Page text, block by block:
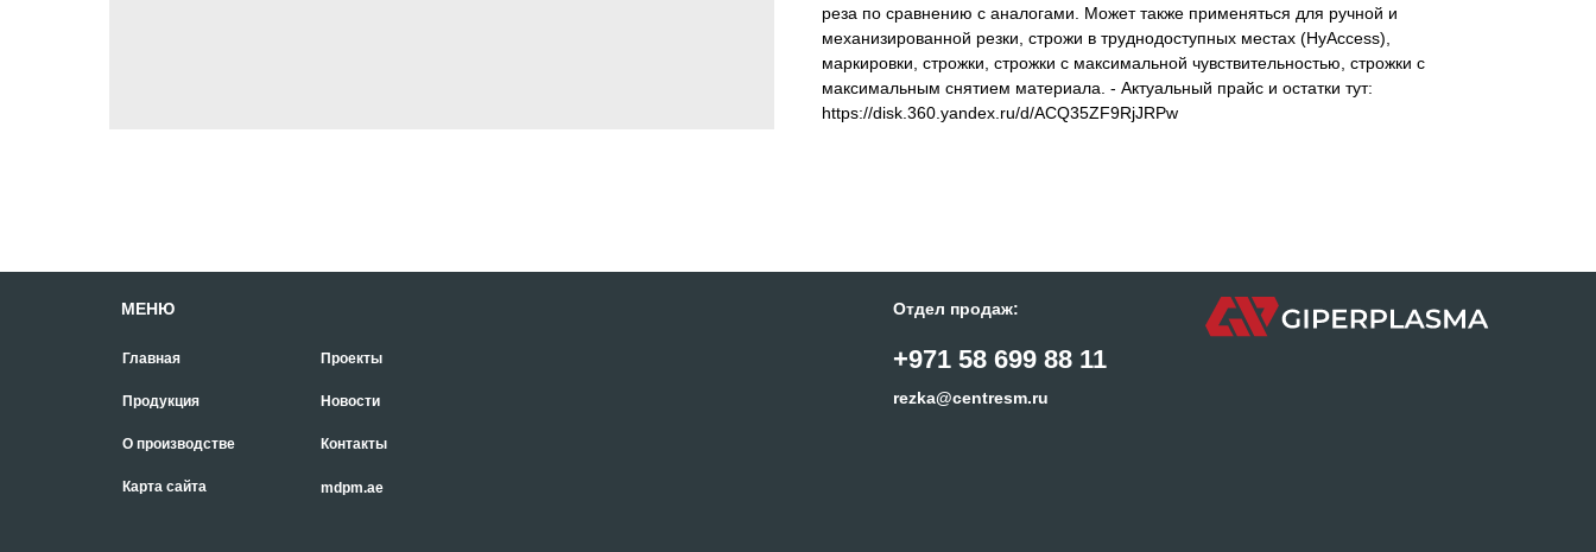
реза по сравнению с аналогами. Может также применяться для ручной и
механизированной резки, строжи в труднодоступных местах (HyAccess),
маркировки, строжки, строжки с максимальной чувствительностью, строжки с
максимальным снятием материала. - Актуальный прайс и остатки тут:
https://disk.360.yandex.ru/d/ACQ35ZF9RjJRPw
Главная
Продукция
О производстве
Проекты
Новости
Контакты
+971 58 699 88 11
МЕНЮ Отдел продаж:
rezka@centresm.ru
Карта сайта mdpm.ae